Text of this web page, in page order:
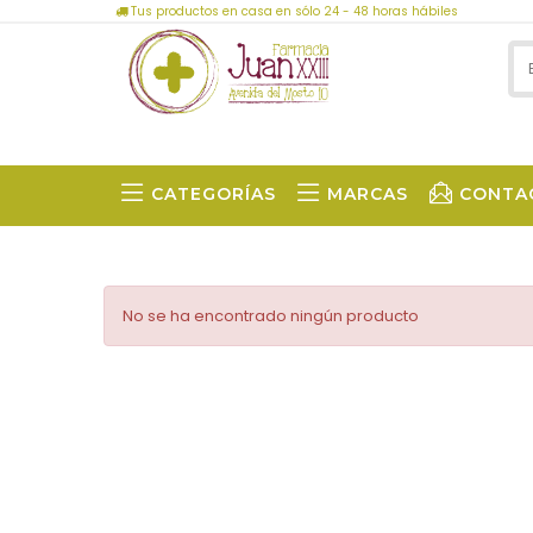
Tus productos en casa en sólo 24 - 48 horas hábiles
CATEGORÍAS MARCAS
No se ha encontrado ningún producto